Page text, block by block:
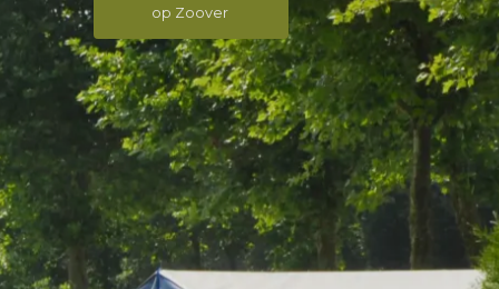
op Zoover